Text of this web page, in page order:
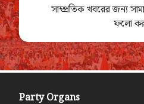
সাম্প্রতিক খবরের জন্য
ফলো
Party Organs